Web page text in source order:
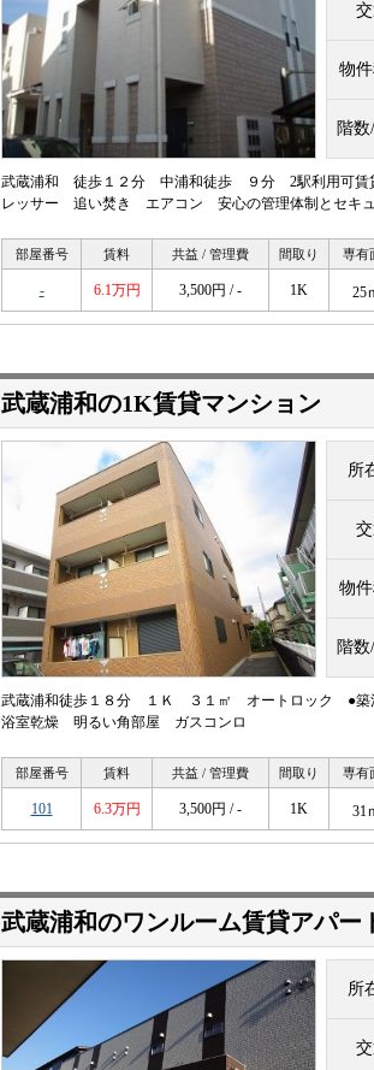
物
階
武蔵浦和 徒歩１２分 中浦和徒歩 ９分 2駅利用可賃
レッサー 追い焚き エアコン 安心の管理体制とセキ
部屋番号 賃料 共益 / 管理費 間取り 専有
- 6.1万円 3,500円 / - 1K 25
武蔵浦和の1K賃貸マンション
所
物
階
武蔵浦和徒歩１８分 １Ｋ ３１㎡ オートロック ●
浴室乾燥 明るい角部屋 ガスコンロ
部屋番号 賃料 共益 / 管理費 間取り 専有
101 6.3万円 3,500円 / - 1K 31
武蔵浦和のワンルーム賃貸アパー
所